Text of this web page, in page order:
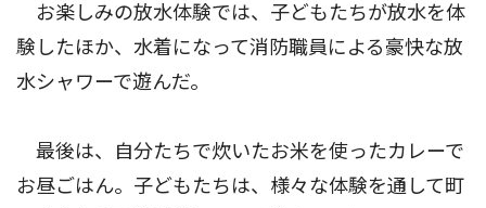
お楽しみの放水体験では、子どもたちが放水を体
験したほか、水着になって消防職員による豪快な放
水シャワーで遊んだ。
最後は、自分たちで炊いたお米を使ったカレーで
お昼ごはん。子どもたちは、様々な体験を通して町